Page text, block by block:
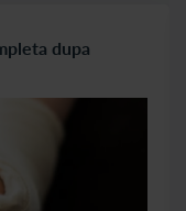
dupa